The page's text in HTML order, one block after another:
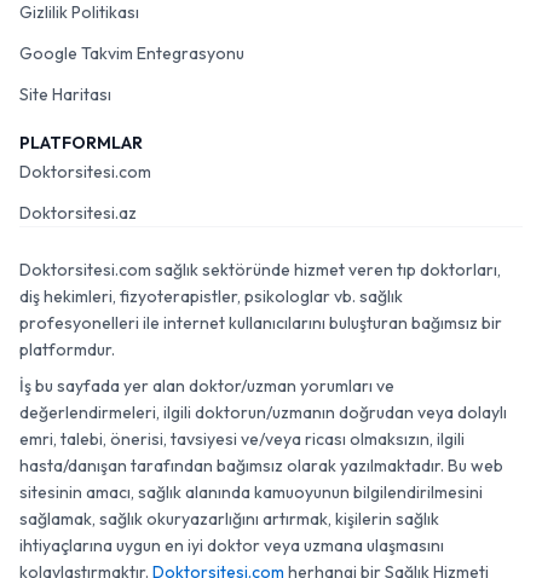
Gizlilik Politikası
Google Takvim Entegrasyonu
Site Haritası
PLATFORMLAR
Doktorsitesi.com
Doktorsitesi.az
Doktorsitesi.com sağlık sektöründe hizmet veren tıp doktorları,
diş hekimleri, fizyoterapistler, psikologlar vb. sağlık
profesyonelleri ile internet kullanıcılarını buluşturan bağımsız bir
platformdur.
İş bu sayfada yer alan doktor/uzman yorumları ve
değerlendirmeleri, ilgili doktorun/uzmanın doğrudan veya dolaylı
emri, talebi, önerisi, tavsiyesi ve/veya ricası olmaksızın, ilgili
hasta/danışan tarafından bağımsız olarak yazılmaktadır. Bu web
sitesinin amacı, sağlık alanında kamuoyunun bilgilendirilmesini
sağlamak, sağlık okuryazarlığını artırmak, kişilerin sağlık
ihtiyaçlarına uygun en iyi doktor veya uzmana ulaşmasını
kolaylaştırmaktır. Doktorsitesi.com herhangi bir Sağlık Hizmeti